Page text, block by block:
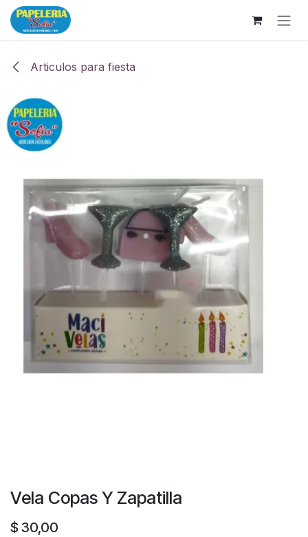
Ir al contenido
Articulos para fiesta
Vela Copas Y Zapatilla
$ 30,00